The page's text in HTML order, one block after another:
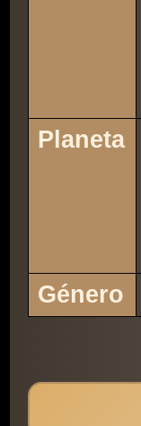
Planeta
Género